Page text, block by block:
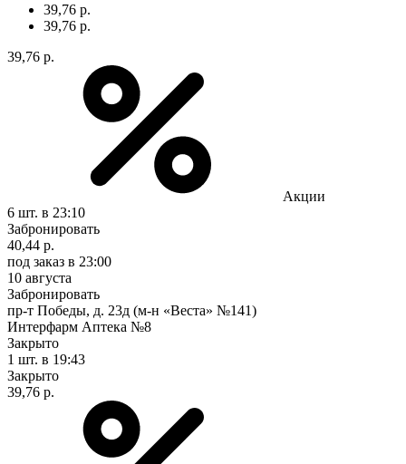
39,76 р.
39,76 р.
39,76 р.
Акции
6 шт. в 23:10
Забронировать
40,44 р.
под заказ в 23:00
10 августа
Забронировать
пр-т Победы, д. 23д (м-н «Веста» №141)
Интерфарм Аптека №8
Закрыто
1 шт. в 19:43
Закрыто
39,76 р.